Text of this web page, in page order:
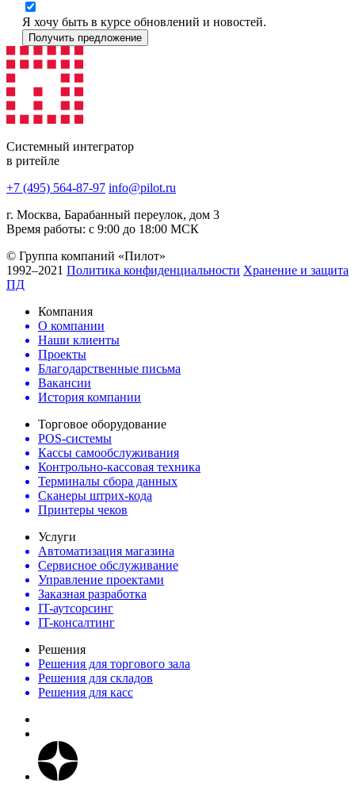
Я хочу быть в курсе обновлений и новостей.
Получить предложение
Системный интегратор
в ритейле
+7 (495) 564-87-97 info@pilot.ru
г. Москва, Барабанный переулок, дом 3
Время работы: с 9:00 до 18:00 МСК
© Группа компаний «Пилот»
1992–2021 Политика конфиденциальности Хранение и защита
ПД
Компания
О компании
Наши клиенты
Проекты
Благодарственные письма
Вакансии
История компании
Торговое оборудование
POS-системы
Кассы самообслуживания
Контрольно-кассовая техника
Терминалы сбора данных
Сканеры штрих-кода
Принтеры чеков
Услуги
Автоматизация магазина
Сервисное обслуживание
Управление проектами
Заказная разработка
IT-аутсорсинг
IT-консалтинг
Решения
Решения для торгового зала
Решения для складов
Решения для касс